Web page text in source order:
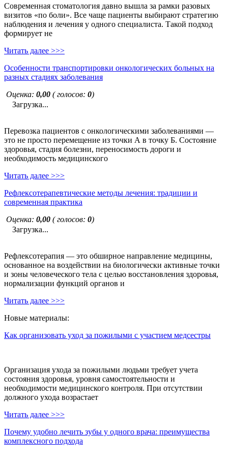
Современная стоматология давно вышла за рамки разовых
визитов «по боли». Все чаще пациенты выбирают стратегию
наблюдения и лечения у одного специалиста. Такой подход
формирует не
Читать далее >>>
Особенности транспортировки онкологических больных на
разных стадиях заболевания
Оценка: 0,00 ( голосов: 0)
Загрузка...
Перевозка пациентов с онкологическими заболеваниями —
это не просто перемещение из точки А в точку Б. Состояние
здоровья, стадия болезни, переносимость дороги и
необходимость медицинского
Читать далее >>>
Рефлексотерапевтические методы лечения: традиции и
современная практика
Оценка: 0,00 ( голосов: 0)
Загрузка...
Рефлексотерапия — это обширное направление медицины,
основанное на воздействии на биологически активные точки
и зоны человеческого тела с целью восстановления здоровья,
нормализации функций органов и
Читать далее >>>
Новые материалы:
Как организовать уход за пожилыми с участием медсестры
Организация ухода за пожилыми людьми требует учета
состояния здоровья, уровня самостоятельности и
необходимости медицинского контроля. При отсутствии
должного ухода возрастает
Читать далее >>>
Почему удобно лечить зубы у одного врача: преимущества
комплексного подхода